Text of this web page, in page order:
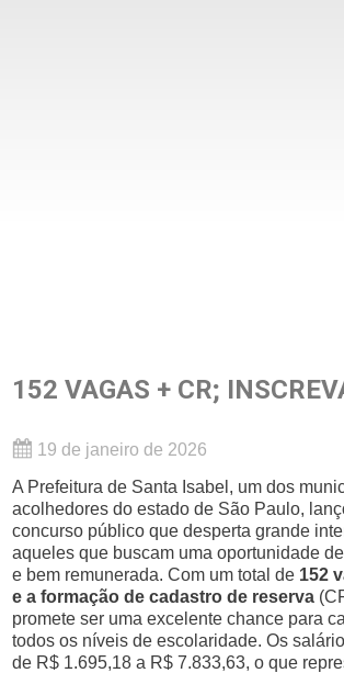
152 VAGAS + CR;
19 de janeiro de 2026
A Prefeitura de Santa Isabel, um dos
acolhedores do estado de São Paulo,
concurso público que desperta grande
aqueles que buscam uma oportunidade
e bem remunerada. Com um total de 152
e a formação de cadastro de reserva
promete ser uma excelente chance para
todos os níveis de escolaridade. Os
de R$ 1.695,18 a R$ 7.833,63, o que